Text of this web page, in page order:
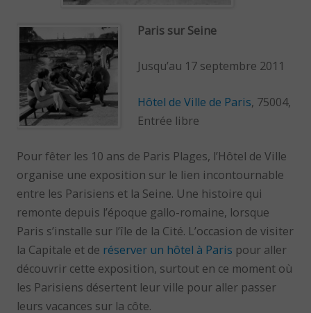
Paris sur Seine
Jusqu’au 17 septembre 2011
Hôtel de Ville de Paris, 75004,
Entrée libre
Pour fêter les 10 ans de Paris Plages, l’Hôtel de Ville
organise une exposition sur le lien incontournable
entre les Parisiens et la Seine. Une histoire qui
remonte depuis l’époque gallo-romaine, lorsque
Paris s’installe sur l’île de la Cité. L’occasion de visiter
la Capitale et de réserver un hôtel à Paris pour aller
découvrir cette exposition, surtout en ce moment où
les Parisiens désertent leur ville pour aller passer
leurs vacances sur la côte.